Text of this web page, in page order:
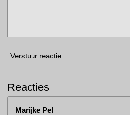
Verstuur reactie
Reacties
Marijke Pel